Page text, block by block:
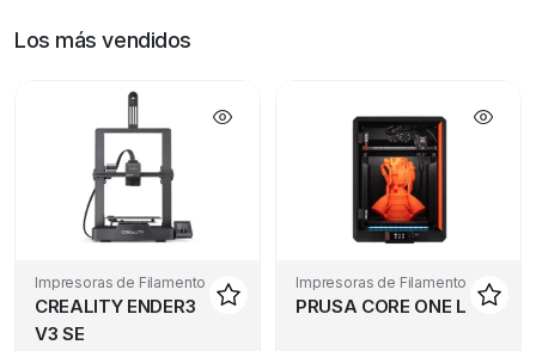
Los más vendidos
Impresoras de Filamento
CREALITY ENDER3
V3 SE
Impresoras de Filamento
PRUSA CORE ONE L